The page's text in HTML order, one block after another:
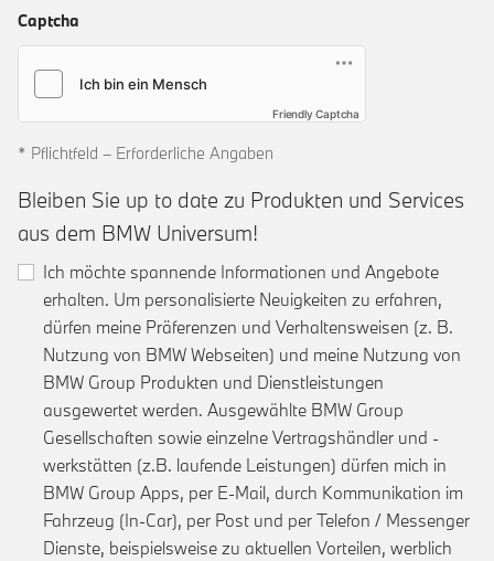
Captcha
Friendly Captcha
* Pflichtfeld – Erforderliche Angaben
Bleiben Sie up to date zu Produkten und Services
aus dem BMW Universum!
Ich möchte spannende Informationen und Angebote
erhalten. Um personalisierte Neuigkeiten zu erfahren,
dürfen meine Präferenzen und Verhaltensweisen (z. B.
Nutzung von BMW Webseiten) und meine Nutzung von
BMW Group Produkten und Dienstleistungen
ausgewertet werden. Ausgewählte BMW Group
Gesellschaften sowie einzelne Vertragshändler und -
werkstätten (z.B. laufende Leistungen) dürfen mich in
BMW Group Apps, per E-Mail, durch Kommunikation im
Fahrzeug (In-Car), per Post und per Telefon / Messenger
Dienste, beispielsweise zu aktuellen Vorteilen, werblich